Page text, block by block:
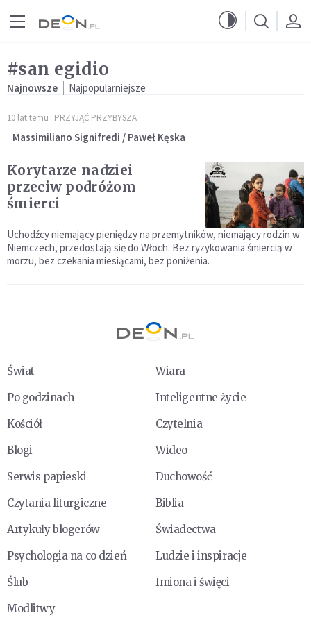
#san egidio
Najnowsze Najpopularniejsze
10 lat temu PRZYJĄĆ PRZYBYSZA
Massimiliano Signifredi / Paweł Kęska
Korytarze nadziei
przeciw podróżom
śmierci
Uchodźcy niemający pieniędzy na przemytników, niemający rodzin w
Niemczech, przedostają się do Włoch. Bez ryzykowania śmiercią w
morzu, bez czekania miesiącami, bez poniżenia.
Świat
Wiara
Po godzinach
Inteligentne życie
Kościół
Czytelnia
Blogi
Wideo
Serwis papieski
Duchowość
Czytania liturgiczne
Biblia
Artykuły blogerów
Świadectwa
Psychologia na co dzień
Ludzie i inspiracje
Ślub
Imiona i święci
Modlitwy